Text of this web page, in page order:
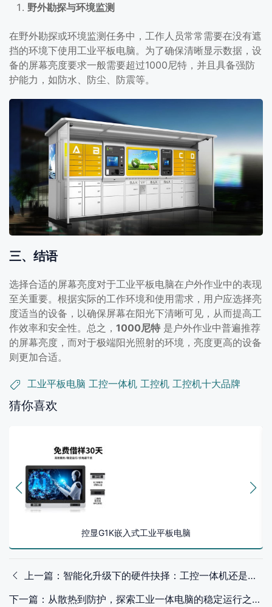
野外勘探与环境监测
在野外勘探或环境监测任务中，工作人员常常需要在没有遮
挡的环境下使用工业平板电脑。为了确保清晰显示数据，设
备的屏幕亮度要求一般需要超过1000尼特，并且具备强防
护能力，如防水、防尘、防震等。
三、结语
选择合适的屏幕亮度对于工业平板电脑在户外作业中的表现
至关重要。根据实际的工作环境和使用需求，用户应选择亮
度适当的设备，以确保屏幕在阳光下清晰可见，从而提高工
作效率和安全性。总之， 1000尼特是户外作业中普遍推荐
的屏幕亮度，而对于极端阳光照射的环境，亮度更高的设备
则更加合适。
工业平板电脑 工控一体机 工控机 工控机十大品牌
猜你喜欢
控显G1K嵌入式工业平板电脑
上一篇：智能化升级下的硬件抉择：工控一体机还是工控主机更合适？
下一篇：从散热到防护，探索工业一体电脑的稳定运行之道